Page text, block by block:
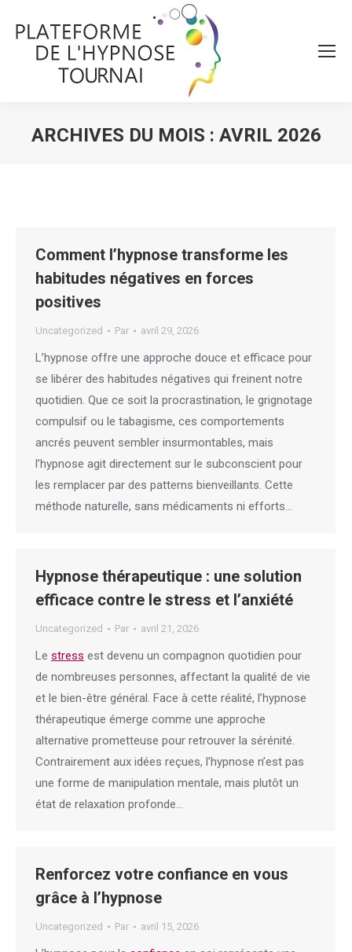
ARCHIVES DU MOIS : AVRIL 2026
Comment l’hypnose transforme les
habitudes négatives en forces
positives
Uncategorized Par avril 29, 2026
L’hypnose offre une approche douce et efficace pour
se libérer des habitudes négatives qui freinent notre
quotidien. Que ce soit la procrastination, le grignotage
compulsif ou le tabagisme, ces comportements
ancrés peuvent sembler insurmontables, mais
l’hypnose agit directement sur le subconscient pour
les remplacer par des patterns bienveillants. Cette
méthode naturelle, sans médicaments ni efforts…
Hypnose thérapeutique : une solution
efficace contre le stress et l’anxiété
Uncategorized Par avril 21, 2026
Le stress est devenu un compagnon quotidien pour
de nombreuses personnes, affectant la qualité de vie
et le bien-être général. Face à cette réalité, l’hypnose
thérapeutique émerge comme une approche
alternative prometteuse pour retrouver la sérénité.
Contrairement aux idées reçues, l’hypnose n’est pas
une forme de manipulation mentale, mais plutôt un
état de relaxation profonde…
Renforcez votre confiance en vous
grâce à l’hypnose
Uncategorized Par avril 15, 2026